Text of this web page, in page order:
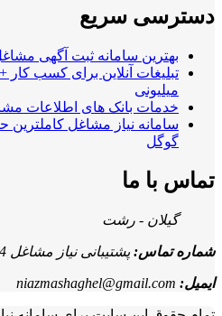
دسترسی سریع
بهترین سامانه ثبت آگهی
تبلیغات آنلاین برای کسب کار
میلیونی
خدمات بانک های اطلاعات
سامانه نیاز مشاغل
گوگل
تماس با ما
گیلان - رشت
شماره تماس:پشتیبانی نیاز مشاغل 09119889504
ایمیل: niazmashaghel@gmail.com